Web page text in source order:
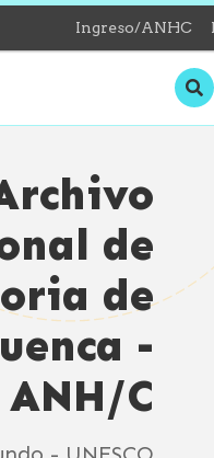
Ingreso/ANHC
de
de
-
ANH/C